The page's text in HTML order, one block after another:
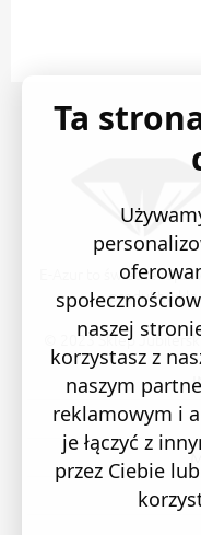
E-Azur to świetne i
produkt
© 2023 Sklep
Ta
naszej
korzystasz z
naszym
reklamowym i
je łączyć z
przez Ciebie